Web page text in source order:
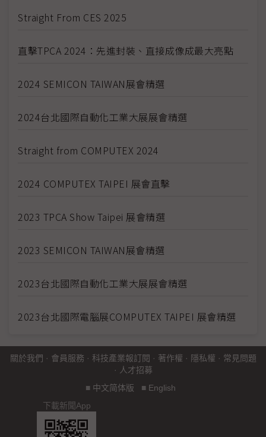
Straight From CES 2025
直擊TPCA 2024：先進封裝、直接成像成最大亮點
2024 SEMICON TAIWAN展會精選
2024台北國際自動化工業大展展會精選
Straight from COMPUTEX 2024
2024 COMPUTEX TAIPEI 展會直擊
2023 TPCA Show Taipei 展會精選
2023 SEMICON TAIWAN展會精選
2023台北國際自動化工業大展展會精選
2023台北國際電腦展COMPUTEX TAIPEI 展會精選
關於我們 · 會員服務 · 科技產業報訂閱 · 著作權 · 隱私權 · 常見問題
· 人才招募
■ 中文简体版 ■ English
下載新聞App